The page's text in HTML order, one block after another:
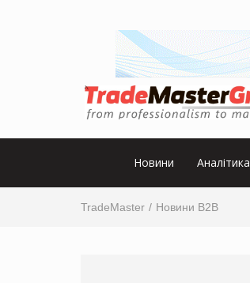
Новини Аналітика
TradeMaster Новини B2B